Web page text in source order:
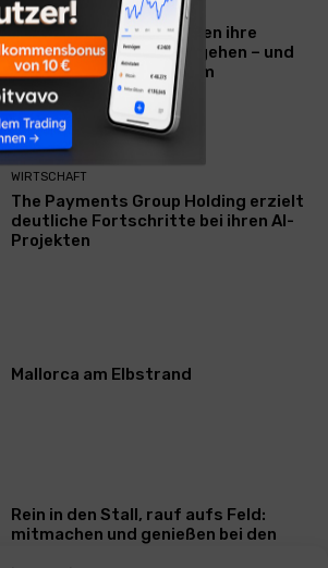
WERBUNG & MARKETING
Warum viele Unternehmen ihre
Vermarktung falsch angehen – und
warum das ihr Wachstum
ausbremst
WIRTSCHAFT
The Payments Group Holding erzielt
deutliche Fortschritte bei ihren AI-
Projekten
Mallorca am Elbstrand
Rein in den Stall, rauf aufs Feld:
mitmachen und genießen bei den